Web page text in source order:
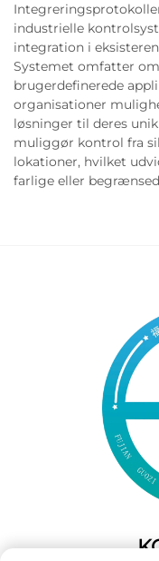
industrielle
integration i
Systemet omfatter
brugerdefinerede
organisationer
løsninger til deres
muliggør kontrol fra
lokationer, hvilket
farlige eller